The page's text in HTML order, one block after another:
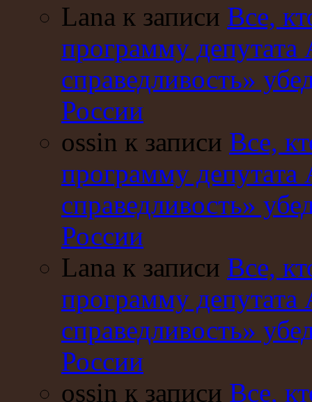
Lana к записи Все,
программу
справедливость»
России
ossin к записи Все,
программу
справедливость»
России
Lana к записи Все,
программу
справедливость»
России
ossin к записи Все,